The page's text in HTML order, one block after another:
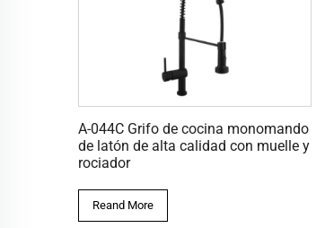
A-044C Grifo de cocina monomando
de latón de alta calidad con muelle y
rociador
Reand More